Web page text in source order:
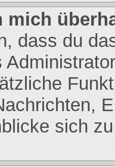
mich
dass du
sich